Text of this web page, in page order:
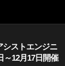
シストエンジニ
～12月17日開催